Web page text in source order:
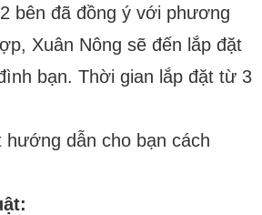
bên đã đồng ý với phương
Xuân Nông sẽ đến lắp đặt
bạn. Thời gian lắp đặt từ 3
dẫn cho bạn cách